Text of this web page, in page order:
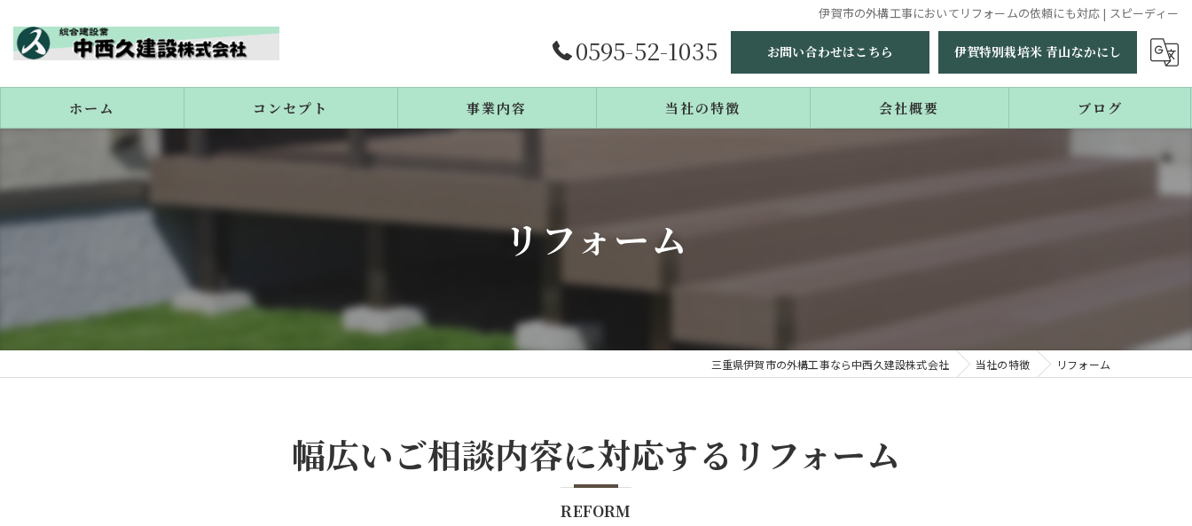
伊賀市の外構工事においてリフォームの依頼にも対応 | スピーディー
0595-52-1035 お問い合わせはこちら 伊賀特別栽培米 青山なかにし
ホーム コンセプト 事業内容 当社の特徴
エクステリア
戸建て
会社概要 ブログ
リフォーム
三重県伊賀市の外構工事なら中西久建設株式会社 当社の特徴 リフォーム
幅広いご相談内容に対応するリフォーム
REFORM